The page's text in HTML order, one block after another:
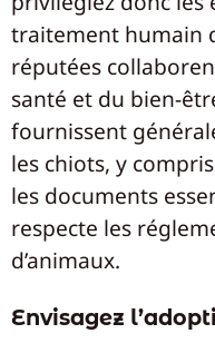
traitement humain
réputées
santé et du bien-
fournissent
les chiots, y
les documents
respecte les
d’animaux.
Envisagez